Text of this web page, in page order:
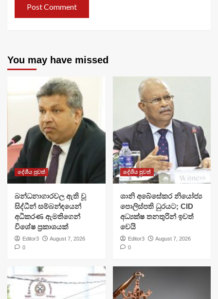
You may have missed
දේශීය පුවත්
බන්ධනාගාරවල ඇති වූ
සිද්ධීන් සම්බන්ඳයෙන්
අධිකරණ ඇමතිගෙන්
විශේෂ ප්‍රකාශයක්
Editor3
August 7, 2026
0
දේශීය පුවත්
ශානි අබේසේකර නියෝජ්‍ය
පොලිස්පති ධුරයට; CID
අධ්‍යක්ෂ තනතුරින් ඉවත්
වෙයි
Editor3
August 7, 2026
0